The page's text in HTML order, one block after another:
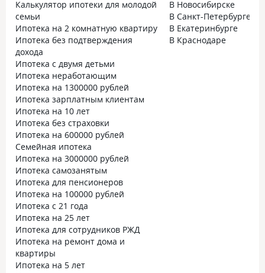
документов.
там мне оень
быстро
наличие
Калькулятор ипотеки для молодой
семьи
Ипотека на 2 комнатную квартиру
Ипотека без подтверждения
дохода
Ипотека с двумя детьми
Ипотека неработающим
Ипотека на 1300000 рублей
Ипотека зарплатным клиентам
Ипотека на 10 лет
Ипотека без страховки
Ипотека на 600000 рублей
Семейная ипотека
Ипотека на 3000000 рублей
Ипотека самозанятым
Ипотека для пенсионеров
Ипотека на 100000 рублей
Ипотека с 21 года
Ипотека на 25 лет
Ипотека для сотрудников РЖД
Ипотека на ремонт дома и
квартиры
Ипотека на 5 лет
В Новосибирске
В Санкт-Петербурге
В Екатеринбурге
В Краснодаре